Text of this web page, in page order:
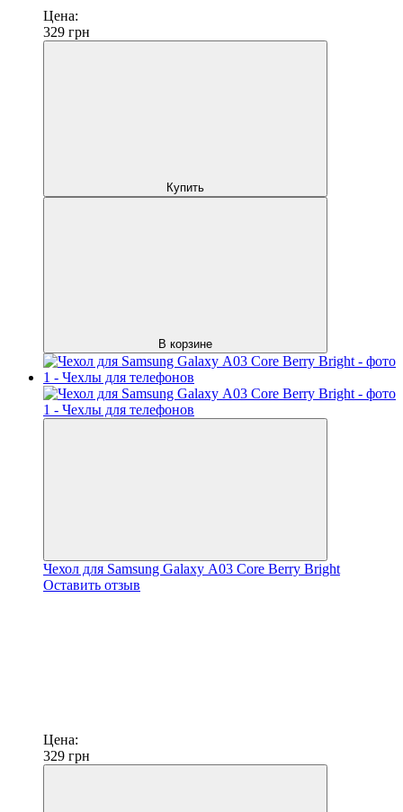
Цена:
329 грн
Купить
В корзине
Чехол для Samsung Galaxy А03 Core Berry Bright
Оставить отзыв
Цена:
329 грн